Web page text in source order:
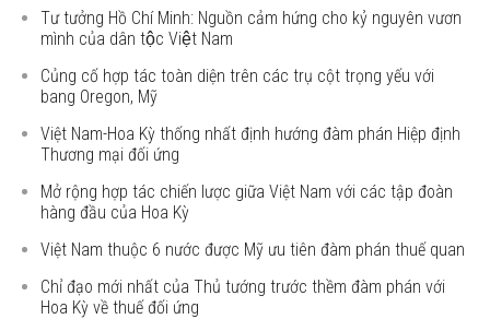
Tư tưởng Hồ Chí Minh: Nguồn cảm hứng cho kỷ nguyên vươn
mình của dân tộc Việt Nam
Củng cố hợp tác toàn diện trên các trụ cột trọng yếu với
bang Oregon, Mỹ
Việt Nam-Hoa Kỳ thống nhất định hướng đàm phán Hiệp định
Thương mại đối ứng
Mở rộng hợp tác chiến lược giữa Việt Nam với các tập đoàn
hàng đầu của Hoa Kỳ
Việt Nam thuộc 6 nước được Mỹ ưu tiên đàm phán thuế quan
Chỉ đạo mới nhất của Thủ tướng trước thềm đàm phán với
Hoa Kỳ về thuế đối ứng